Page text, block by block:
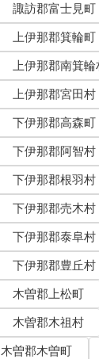
諏訪郡富士見町
上伊那郡箕輪町
上伊那郡南箕輪
上伊那郡宮田村
下伊那郡高森町
下伊那郡阿智村
下伊那郡根羽村
下伊那郡売木村
下伊那郡泰阜村
下伊那郡豊丘村
木曽郡上松町
木曽郡木祖村
木曽郡木曽町